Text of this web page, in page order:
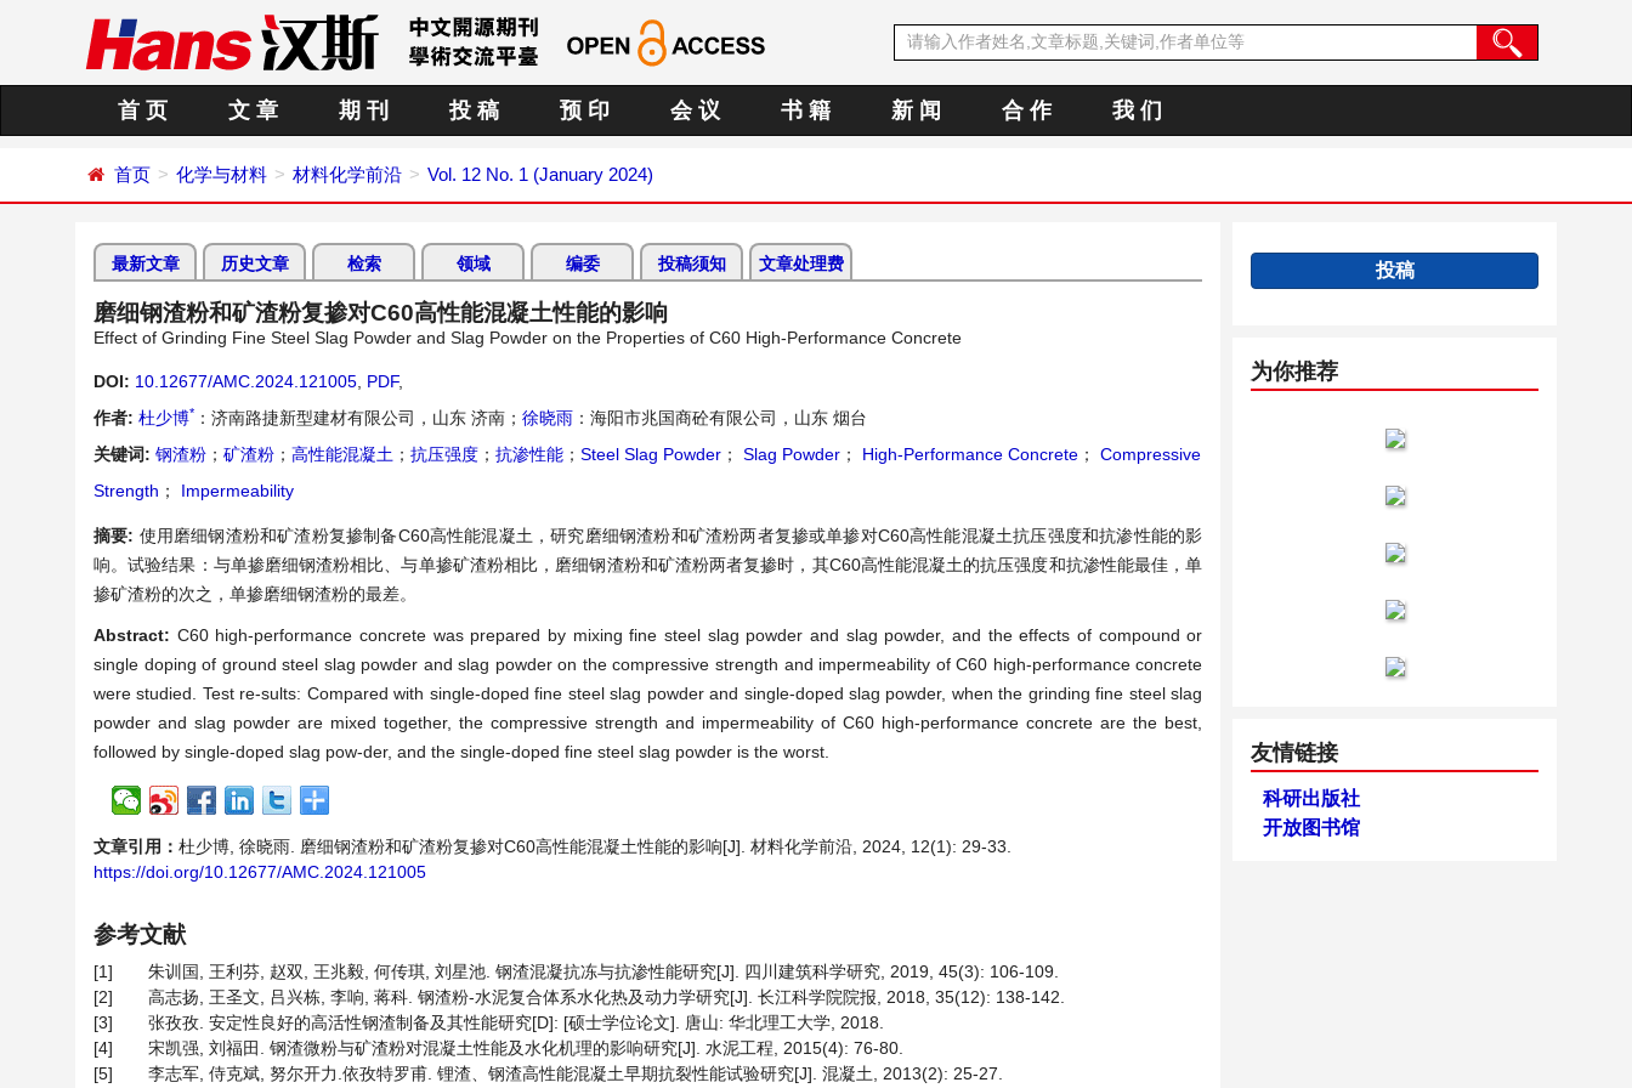
首 页 文 章 期 刊 投 稿 预 印 会 议 书 籍 新 闻 合 作 我 们
首页 化学与材料 材料化学前沿 Vol. 12 No. 1 (January 2024)
最新文章 历史文章 检索 领域 编委 投稿须知 文章处理费
磨细钢渣粉和矿渣粉复掺对C60高性能混凝土性能的影响
Effect of Grinding Fine Steel Slag Powder and Slag Powder on the Properties of C60 High-Performance Concrete
DOI: 10.12677/AMC.2024.121005 PDF,
作者: 杜少博* ：济南路捷新型建材有限公司，山东 济南； 徐晓雨 ：海阳市兆国商砼有限公司，山东 烟台
关键词: 钢渣粉 ； 矿渣粉 ； 高性能混凝土 ； 抗压强度 ； 抗渗性能 ； Steel Slag Powder ； Slag Powder ； High-Performance Concrete ；
Compressive
Strength ； Impermeability
摘要: 使用磨细钢渣粉和矿渣粉复掺制备C60高性能混凝土，研究磨细钢渣粉和矿渣粉两者复掺或单掺对C60高性能混凝土抗压强度和抗渗性能的影
响。试验结果：与单掺磨细钢渣粉相比、与单掺矿渣粉相比，磨细钢渣粉和矿渣粉两者复掺时，其C60高性能混凝土的抗压强度和抗渗性能最佳，单
掺矿渣粉的次之，单掺磨细钢渣粉的最差。
Abstract: C60 high-performance concrete was prepared by mixing fine steel slag powder and slag powder, and the effects of compound or
single doping of ground steel slag powder and slag powder on the compressive strength and impermeability of C60 high-performance concrete
were studied. Test re-sults: Compared with single-doped fine steel slag powder and single-doped slag powder, when the grinding fine steel slag
powder and slag powder are mixed together, the compressive strength and impermeability of C60 high-performance concrete are the best,
followed by single-doped slag pow-der, and the single-doped fine steel slag powder is the worst.
文章引用： 杜少博, 徐晓雨. 磨细钢渣粉和矿渣粉复掺对C60高性能混凝土性能的影响[J]. 材料化学前沿, 2024, 12(1): 29-33.
https://doi.org/10.12677/AMC.2024.121005
参考文献
[1]
朱训国, 王利芬, 赵双, 王兆毅, 何传琪, 刘星池. 钢渣混凝抗冻与抗渗性能研究[J]. 四川建筑科学研究, 2019, 45(3): 106-109.
[2]
高志扬, 王圣文, 吕兴栋, 李响, 蒋科. 钢渣粉-水泥复合体系水化热及动力学研究[J]. 长江科学院院报, 2018, 35(12): 138-142.
[3]
张孜孜. 安定性良好的高活性钢渣制备及其性能研究[D]: [硕士学位论文]. 唐山: 华北理工大学, 2018.
[4]
宋凯强, 刘福田. 钢渣微粉与矿渣粉对混凝土性能及水化机理的影响研究[J]. 水泥工程, 2015(4): 76-80.
[5]
李志军, 侍克斌, 努尔开力.依孜特罗甫. 锂渣、钢渣高性能混凝土早期抗裂性能试验研究[J]. 混凝土, 2013(2): 25-27.
投稿
为你推荐
友情链接
科研出版社
开放图书馆